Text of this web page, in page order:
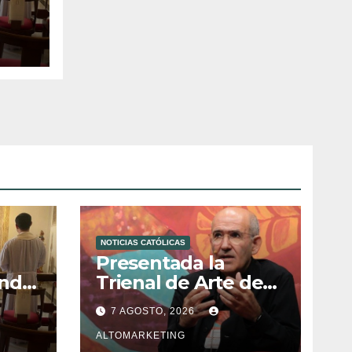
de
NOTICIAS CATÓLICAS
Presentada la
Trienal de Arte de
las Universidades
Católicas: «Exercises
in Empathy»
7 AGOSTO, 2026
ALTOMARKETING